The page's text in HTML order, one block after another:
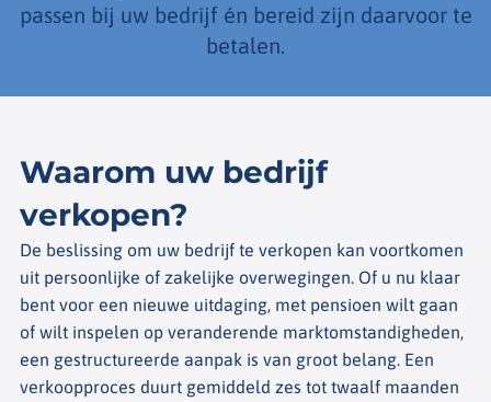
passen bij uw bedrijf én bereid zijn daarvoor te
betalen.
Waarom uw bedrijf
verkopen?
De beslissing om uw bedrijf te verkopen kan voortkomen
uit persoonlijke of zakelijke overwegingen. Of u nu klaar
bent voor een nieuwe uitdaging, met pensioen wilt gaan
of wilt inspelen op veranderende marktomstandigheden,
een gestructureerde aanpak is van groot belang. Een
verkoopproces duurt gemiddeld zes tot twaalf maanden